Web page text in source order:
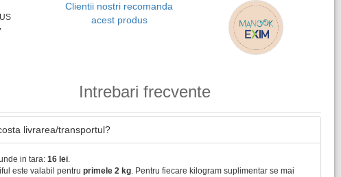
Clientii nostri recomanda
acest produs
Intrebari frecvente
livrarea/transportul?
in tara: 16 lei.
este valabil pentru primele 2 kg. Pentru fiecare kilogram suplimentar se mai